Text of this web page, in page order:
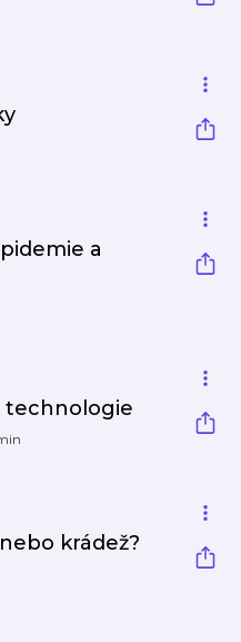
a
technologie
krádež?